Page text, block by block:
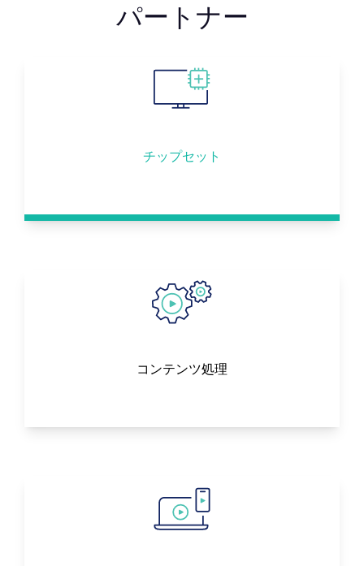
パートナー
チップセット
コンテンツ処理